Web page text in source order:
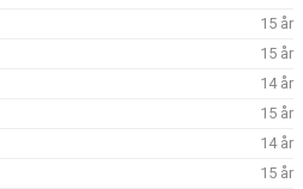
15 år
15 år
14 år
15 år
14 år
15 år